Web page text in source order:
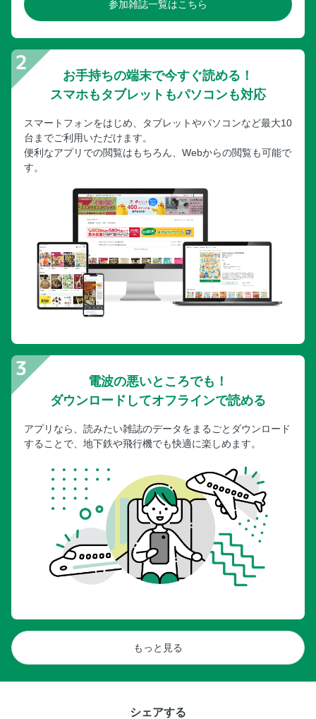
参加雑誌一覧はこちら
お手持ちの端末で今すぐ読める！
スマホもタブレットもパソコンも対応
スマートフォンをはじめ、タブレットやパソコンなど最大10
台までご利用いただけます。
便利なアプリでの閲覧はもちろん、Webからの閲覧も可能で
す。
電波の悪いところでも！
ダウンロードしてオフラインで読める
アプリなら、読みたい雑誌のデータをまるごとダウンロード
することで、地下鉄や飛行機でも快適に楽しめます。
もっと見る
シェアする